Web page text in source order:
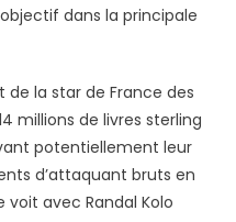
dans la principale
de la star de France des
millions de livres sterling
potentiellement leur
d’attaquant bruts en
avec Randal Kolo